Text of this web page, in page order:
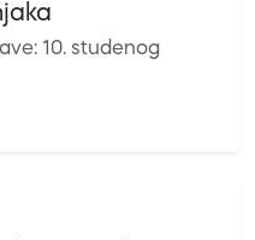
10. studenog